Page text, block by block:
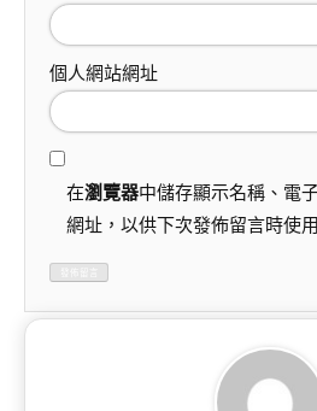
個人網站網址
在瀏覽器中儲存顯示名稱、電
網址，以供下次發佈留言時使